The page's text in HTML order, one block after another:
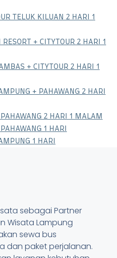
TELUK KILUAN 2 HARI 1
+ CITYTOUR 2 HARI 1
+ CITYTOUR 2 HARI 1
+ PAHAWANG 2 HARI
2 HARI 1 MALAM
1 HARI
1 HARI
sebagai Partner
Wisata Lampung
sewa bus
dan paket perjalanan.